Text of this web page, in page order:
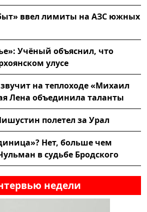
ввел лимиты на АЗС южных
Учёный объяснил, что
улусе
на теплоходе «Михаил
Лена объединила таланты
полетел за Урал
Нет, больше чем
в судьбе Бродского
недели